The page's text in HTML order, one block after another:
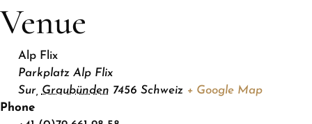
Venue
Alp Flix
Parkplatz Alp Flix
Sur, Graubünden 7456 Schweiz + Google Map
Phone